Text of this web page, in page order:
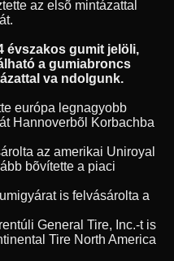
az elsõ mintázattal
évszakos gumit jelöli,
a gumiabroncs
va ndolgunk.
európa legnagyobb
Hannoverbõl Korbachba
az amerikai Uniroyal
bõvítette a piaci
is felvásárolta a
General Tire, Inc.-t is
Tire North America